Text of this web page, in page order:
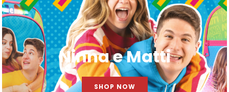
Ninna e Matti
SHOP NOW